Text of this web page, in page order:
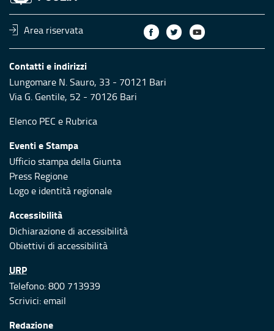
Area riservata
Contatti e indirizzi
Lungomare N. Sauro, 33 - 70121 Bari
Via G. Gentile, 52 - 70126 Bari
Elenco PEC e Rubrica
Eventi e Stampa
Ufficio stampa della Giunta
Press Regione
Logo e identità regionale
Accessibilità
Dichiarazione di accessibilità
Obiettivi di accessibilità
URP
Telefono: 800 713939
Scrivici:email
Redazione